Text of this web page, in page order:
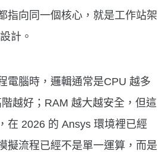
指向同一個核心，就是工作站架
計。
電腦時，邏輯通常是CPU 越多
越好；RAM 越大越安全，但這
在 2026 的 Ansys 環境裡已經
擬流程已經不是單一運算，而是